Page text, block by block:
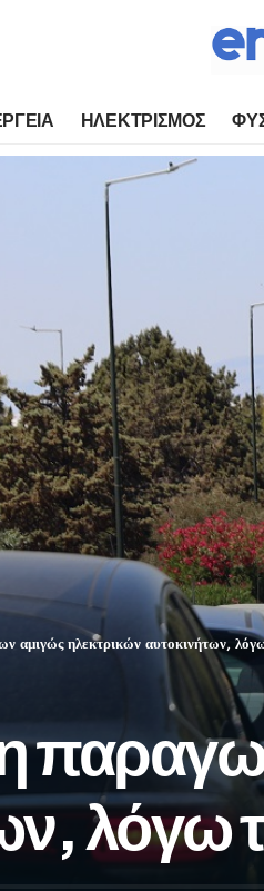
ΗΛΕΚΤΡΙΣΜΟΣ
αμιγώς ηλεκτρικών αυτοκινήτων,
λόγω